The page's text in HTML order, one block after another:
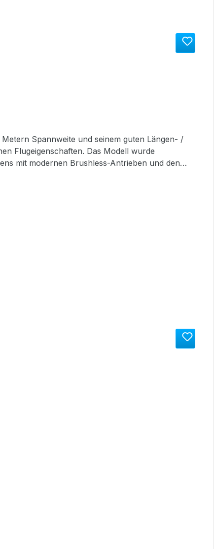
Spannweite und seinem guten Längen- /
Flugeigenschaften. Das Modell wurde
mit modernen Brushless-Antrieben und den
7,2 Volt Flugakku